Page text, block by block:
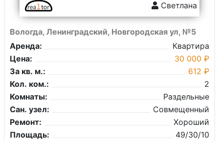
Светлана
Вологда, Ленинградский, Новгородская ул, №5
Аренда:
Квартира
Цена:
30 000 ₽
За кв. м.:
612 ₽
Кол. ком.:
2
Комнаты:
Раздельные
Сан. узел:
Совмещенный
Ремонт:
Хороший
Площадь:
49/30/10